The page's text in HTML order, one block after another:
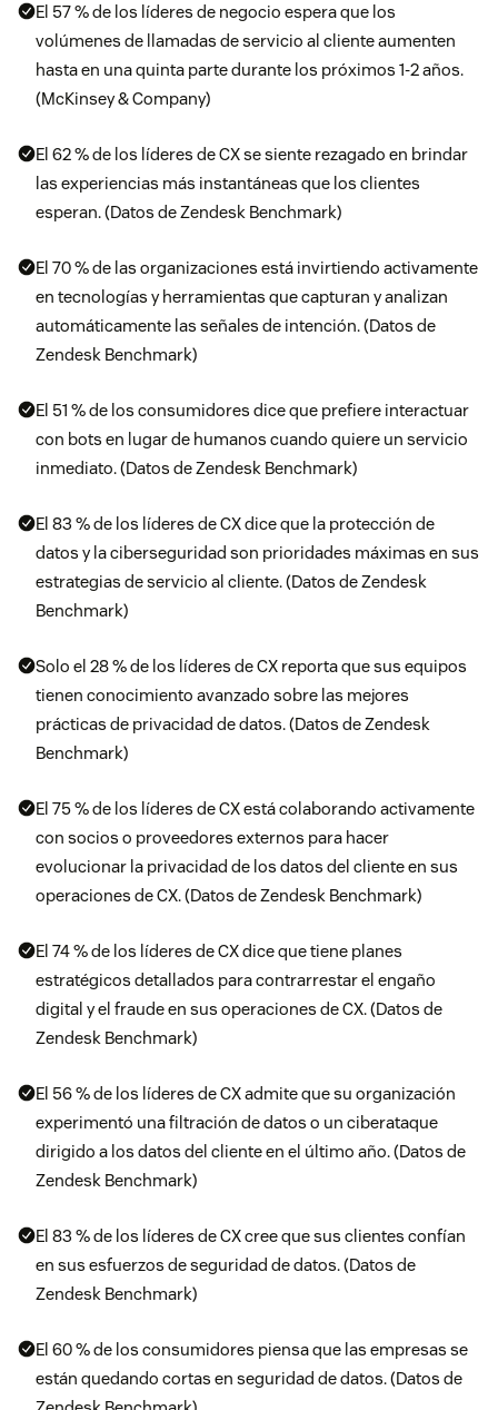
El 57 % de los líderes de negocio espera que los
volúmenes de llamadas de servicio al cliente aumenten
hasta en una quinta parte durante los próximos 1-2 años.
(McKinsey & Company)
El 62 % de los líderes de CX se siente rezagado en brindar
las experiencias más instantáneas que los clientes
esperan. (Datos de Zendesk Benchmark)
El 70 % de las organizaciones está invirtiendo activamente
en tecnologías y herramientas que capturan y analizan
automáticamente las señales de intención. (Datos de
Zendesk Benchmark)
El 51 % de los consumidores dice que prefiere interactuar
con bots en lugar de humanos cuando quiere un servicio
inmediato. (Datos de Zendesk Benchmark)
El 83 % de los líderes de CX dice que la protección de
datos y la ciberseguridad son prioridades máximas en sus
estrategias de servicio al cliente. (Datos de Zendesk
Benchmark)
Solo el 28 % de los líderes de CX reporta que sus equipos
tienen conocimiento avanzado sobre las mejores
prácticas de privacidad de datos. (Datos de Zendesk
Benchmark)
El 75 % de los líderes de CX está colaborando activamente
con socios o proveedores externos para hacer
evolucionar la privacidad de los datos del cliente en sus
operaciones de CX. (Datos de Zendesk Benchmark)
El 74 % de los líderes de CX dice que tiene planes
estratégicos detallados para contrarrestar el engaño
digital y el fraude en sus operaciones de CX. (Datos de
Zendesk Benchmark)
El 56 % de los líderes de CX admite que su organización
experimentó una filtración de datos o un ciberataque
dirigido a los datos del cliente en el último año. (Datos de
Zendesk Benchmark)
El 83 % de los líderes de CX cree que sus clientes confían
en sus esfuerzos de seguridad de datos. (Datos de
Zendesk Benchmark)
El 60 % de los consumidores piensa que las empresas se
están quedando cortas en seguridad de datos. (Datos de